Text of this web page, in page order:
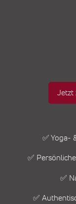
Jetzt
✅ Yoga-
✅
✅
✅